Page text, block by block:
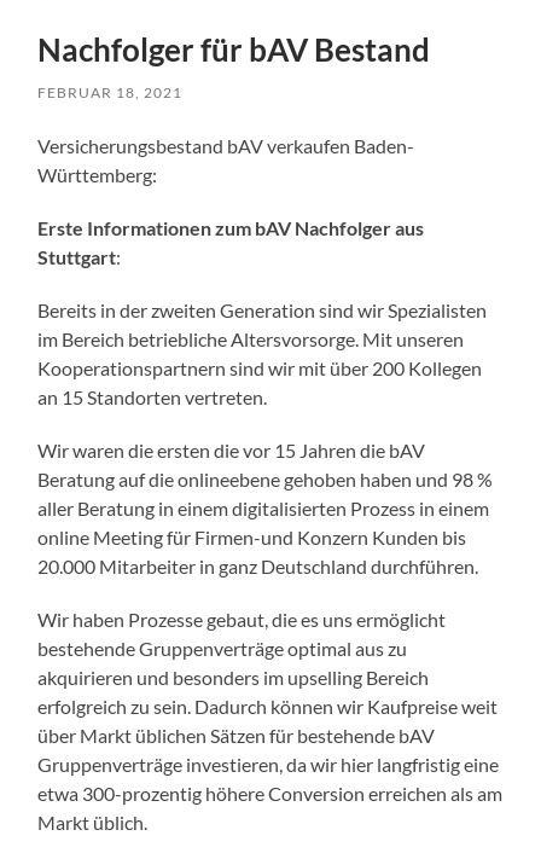
Nachfolger für bAV Bestand
FEBRUAR 18, 2021
Versicherungsbestand bAV verkaufen Baden-
Württemberg:
Erste Informationen zum bAV Nachfolger aus
Stuttgart:
Bereits in der zweiten Generation sind wir Spezialisten
im Bereich betriebliche Altersvorsorge. Mit unseren
Kooperationspartnern sind wir mit über 200 Kollegen
an 15 Standorten vertreten.
Wir waren die ersten die vor 15 Jahren die bAV
Beratung auf die onlineebene gehoben haben und 98 %
aller Beratung in einem digitalisierten Prozess in einem
online Meeting für Firmen-und Konzern Kunden bis
20.000 Mitarbeiter in ganz Deutschland durchführen.
Wir haben Prozesse gebaut, die es uns ermöglicht
bestehende Gruppenverträge optimal aus zu
akquirieren und besonders im upselling Bereich
erfolgreich zu sein. Dadurch können wir Kaufpreise weit
über Markt üblichen Sätzen für bestehende bAV
Gruppenverträge investieren, da wir hier langfristig eine
etwa 300-prozentig höhere Conversion erreichen als am
Markt üblich.